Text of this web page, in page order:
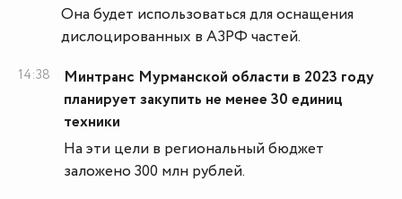
Она будет использоваться для оснащения
дислоцированных в АЗРФ частей.
14:38
Минтранс Мурманской области в 2023 году
планирует закупить не менее 30 единиц
техники
На эти цели в региональный бюджет
заложено 300 млн рублей.